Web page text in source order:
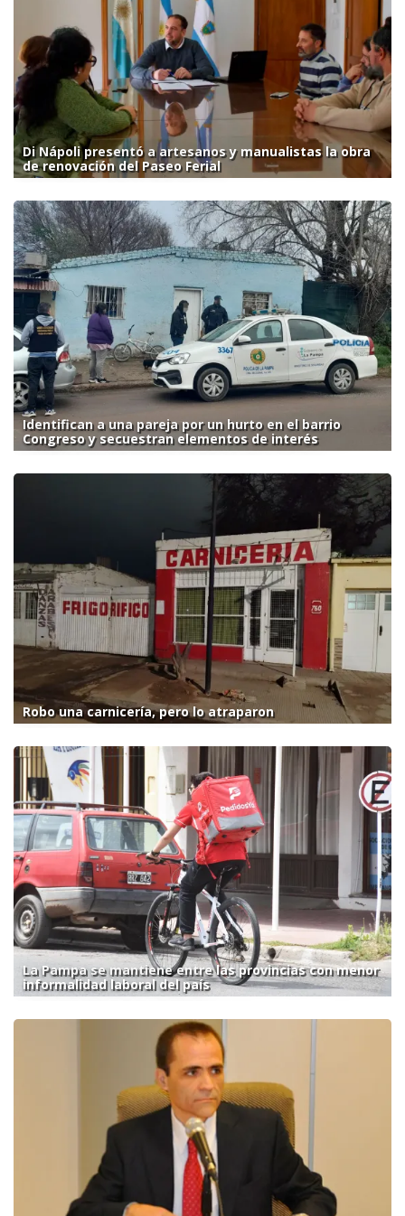
Di Nápoli presentó a artesanos y manualistas la obra
de renovación del Paseo Ferial
Identifican a una pareja por un hurto en el barrio
Congreso y secuestran elementos de interés
Robo una carnicería, pero lo atraparon
La Pampa se mantiene entre las provincias con menor
informalidad laboral del país